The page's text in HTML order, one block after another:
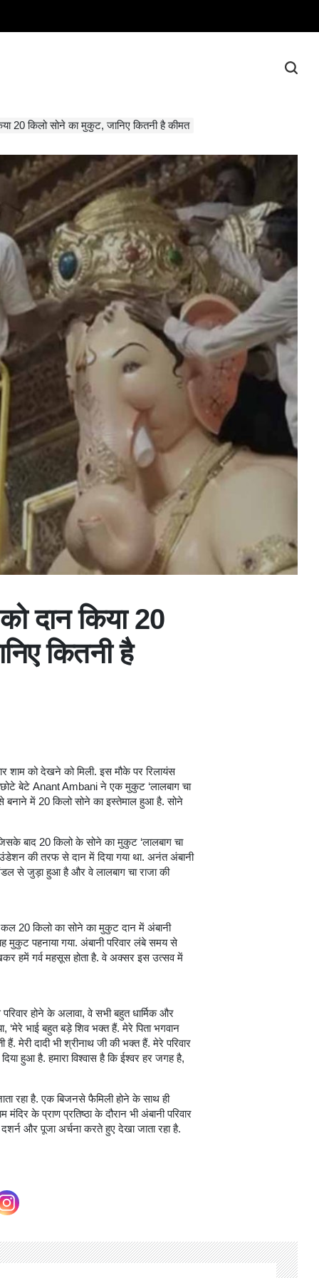
20 किलो सोने का मुकुट, जानिए कितनी है कीमत
दान किया 20
कितनी है
शाम को देखने को मिली. इस मौके पर रिलायंस
बेटे Anant Ambani ने एक मुकुट ‘लालबाग चा
बनाने में 20 किलो सोने का इस्‍तेमाल हुआ है. सोने
जिसके बाद 20 किलो के सोने का मुकुट ‘लालबाग चा
की तरफ से दान में दिया गया था. अनंत अंबानी
मंडल से जुड़ा हुआ है और वे लालबाग चा राजा की
कल 20 किलो का सोने का मुकुट दान में अंबानी
मुकुट पहनाया गया. अंबानी परिवार लंबे समय से
हमें गर्व महसूस होता है. वे अक्‍सर इस उत्‍सव में
होने के अलावा, वे सभी बहुत धार्मिक और
भाई बहुत बड़े शिव भक्त हैं. मेरे पिता भगवान
मेरी दादी भी श्रीनाथ जी की भक्त हैं. मेरे परिवार
हुआ है. हमारा विश्वास है कि ईश्वर हर जगह है,
रहा है. एक बिजनसे फैमिली होने के साथ ही
के प्राण प्रतिष्ठा के दौरान भी अंबानी परिवार
और पूजा अर्चना करते हुए देखा जाता रहा है.